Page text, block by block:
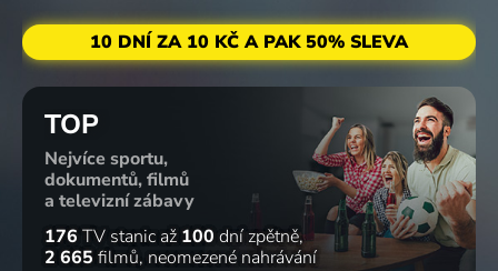
10 DNÍ ZA 10 KČ A PAK 50% SLEVA
TOP
Nejvíce sportu,
dokumentů, filmů
a televizní zábavy
176 TV stanic až 100 dní zpětně
2 665 filmů neomezené nahrávání